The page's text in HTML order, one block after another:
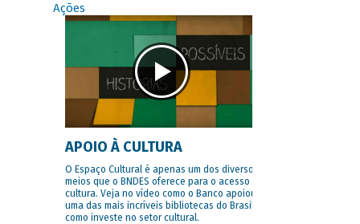
Ações
APOIO À CULTURA
O Espaço Cultural é apenas um dos diversos
meios que o BNDES oferece para o acesso à
cultura. Veja no vídeo como o Banco apoiou
uma das mais incríveis bibliotecas do Brasil e
como investe no setor cultural.